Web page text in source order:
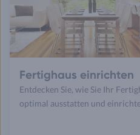
Fertighaus einrichten
Entdecken Sie, wie Sie Ihr
optimal ausstatten und